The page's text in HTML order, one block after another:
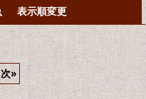
表示順変更
次»